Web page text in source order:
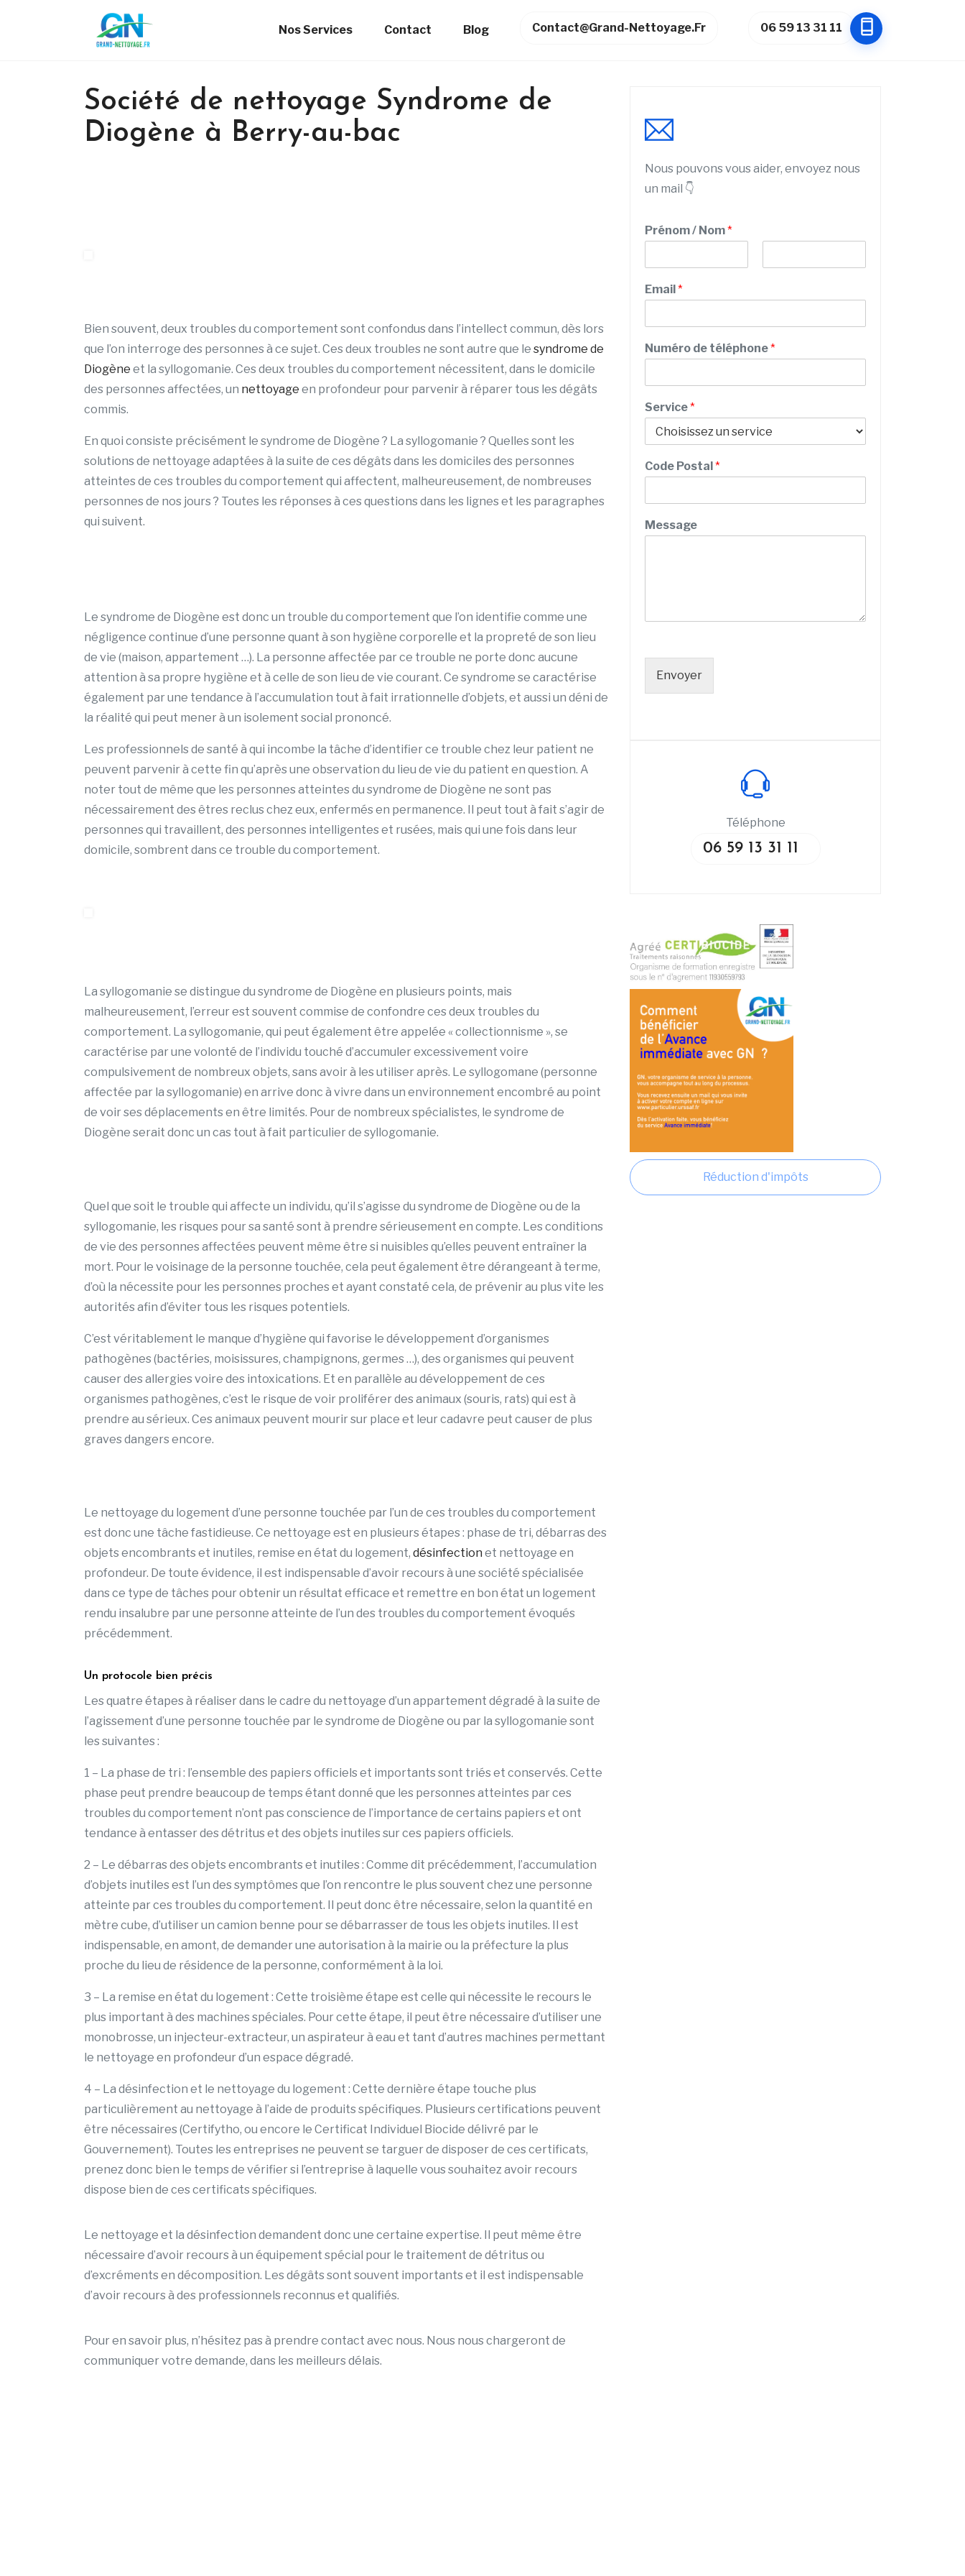
Nos Services Contact Blog Contact@grand-Nettoyage.fr 06 59 13 31 11
Société de nettoyage Syndrome de
Diogène à Berry-au-bac
Bien souvent, deux troubles du comportement sont confondus dans l’intellect commun, dès lors
que l’on interroge des personnes à ce sujet. Ces deux troubles ne sont autre que le syndrome de
Diogène et la syllogomanie. Ces deux troubles du comportement nécessitent, dans le domicile
des personnes affectées, un nettoyage en profondeur pour parvenir à réparer tous les dégâts
commis.
En quoi consiste précisément le syndrome de Diogène ? La syllogomanie ? Quelles sont les
solutions de nettoyage adaptées à la suite de ces dégâts dans les domiciles des personnes
atteintes de ces troubles du comportement qui affectent, malheureusement, de nombreuses
personnes de nos jours ? Toutes les réponses à ces questions dans les lignes et les paragraphes
qui suivent.
Le syndrome de Diogène est donc un trouble du comportement que l’on identifie comme une
négligence continue d’une personne quant à son hygiène corporelle et la propreté de son lieu
de vie (maison, appartement …). La personne affectée par ce trouble ne porte donc aucune
attention à sa propre hygiène et à celle de son lieu de vie courant. Ce syndrome se caractérise
également par une tendance à l’accumulation tout à fait irrationnelle d’objets, et aussi un déni de
la réalité qui peut mener à un isolement social prononcé.
Les professionnels de santé à qui incombe la tâche d’identifier ce trouble chez leur patient ne
peuvent parvenir à cette fin qu’après une observation du lieu de vie du patient en question. A
noter tout de même que les personnes atteintes du syndrome de Diogène ne sont pas
nécessairement des êtres reclus chez eux, enfermés en permanence. Il peut tout à fait s’agir de
personnes qui travaillent, des personnes intelligentes et rusées, mais qui une fois dans leur
domicile, sombrent dans ce trouble du comportement.
La syllogomanie se distingue du syndrome de Diogène en plusieurs points, mais
malheureusement, l’erreur est souvent commise de confondre ces deux troubles du
comportement. La syllogomanie, qui peut également être appelée « collectionnisme », se
caractérise par une volonté de l’individu touché d’accumuler excessivement voire
compulsivement de nombreux objets, sans avoir à les utiliser après. Le syllogomane (personne
affectée par la syllogomanie) en arrive donc à vivre dans un environnement encombré au point
de voir ses déplacements en être limités. Pour de nombreux spécialistes, le syndrome de
Diogène serait donc un cas tout à fait particulier de syllogomanie.
Quel que soit le trouble qui affecte un individu, qu’il s’agisse du syndrome de Diogène ou de la
syllogomanie, les risques pour sa santé sont à prendre sérieusement en compte. Les conditions
de vie des personnes affectées peuvent même être si nuisibles qu’elles peuvent entraîner la
mort. Pour le voisinage de la personne touchée, cela peut également être dérangeant à terme,
d’où la nécessite pour les personnes proches et ayant constaté cela, de prévenir au plus vite les
autorités afin d’éviter tous les risques potentiels.
C’est véritablement le manque d’hygiène qui favorise le développement d’organismes
pathogènes (bactéries, moisissures, champignons, germes …), des organismes qui peuvent
causer des allergies voire des intoxications. Et en parallèle au développement de ces
organismes pathogènes, c’est le risque de voir proliférer des animaux (souris, rats) qui est à
prendre au sérieux. Ces animaux peuvent mourir sur place et leur cadavre peut causer de plus
graves dangers encore.
Le nettoyage du logement d’une personne touchée par l’un de ces troubles du comportement
est donc une tâche fastidieuse. Ce nettoyage est en plusieurs étapes : phase de tri, débarras des
objets encombrants et inutiles, remise en état du logement, désinfection et nettoyage en
profondeur. De toute évidence, il est indispensable d’avoir recours à une société spécialisée
dans ce type de tâches pour obtenir un résultat efficace et remettre en bon état un logement
rendu insalubre par une personne atteinte de l’un des troubles du comportement évoqués
précédemment.
Un protocole bien précis
Les quatre étapes à réaliser dans le cadre du nettoyage d’un appartement dégradé à la suite de
l’agissement d’une personne touchée par le syndrome de Diogène ou par la syllogomanie sont
les suivantes :
1 – La phase de tri : l’ensemble des papiers officiels et importants sont triés et conservés. Cette
phase peut prendre beaucoup de temps étant donné que les personnes atteintes par ces
troubles du comportement n’ont pas conscience de l’importance de certains papiers et ont
tendance à entasser des détritus et des objets inutiles sur ces papiers officiels.
2 – Le débarras des objets encombrants et inutiles : Comme dit précédemment, l’accumulation
d’objets inutiles est l’un des symptômes que l’on rencontre le plus souvent chez une personne
atteinte par ces troubles du comportement. Il peut donc être nécessaire, selon la quantité en
mètre cube, d’utiliser un camion benne pour se débarrasser de tous les objets inutiles. Il est
indispensable, en amont, de demander une autorisation à la mairie ou la préfecture la plus
proche du lieu de résidence de la personne, conformément à la loi.
3 – La remise en état du logement : Cette troisième étape est celle qui nécessite le recours le
plus important à des machines spéciales. Pour cette étape, il peut être nécessaire d’utiliser une
monobrosse, un injecteur-extracteur, un aspirateur à eau et tant d’autres machines permettant
le nettoyage en profondeur d’un espace dégradé.
4 – La désinfection et le nettoyage du logement : Cette dernière étape touche plus
particulièrement au nettoyage à l’aide de produits spécifiques. Plusieurs certifications peuvent
être nécessaires (Certifytho, ou encore le Certificat Individuel Biocide délivré par le
Gouvernement). Toutes les entreprises ne peuvent se targuer de disposer de ces certificats,
prenez donc bien le temps de vérifier si l’entreprise à laquelle vous souhaitez avoir recours
dispose bien de ces certificats spécifiques.
Le nettoyage et la désinfection demandent donc une certaine expertise. Il peut même être
nécessaire d’avoir recours à un équipement spécial pour le traitement de détritus ou
d’excréments en décomposition. Les dégâts sont souvent importants et il est indispensable
d’avoir recours à des professionnels reconnus et qualifiés.
Pour en savoir plus, n’hésitez pas à prendre contact avec nous. Nous nous chargeront de
communiquer votre demande, dans les meilleurs délais.
Nous pouvons vous aider, envoyez nous
un mail 👇
Prénom / Nom*
r
é
m
C
o
e
N
m
Email*
Numéro de téléphone*
Service*
Code Postal*
Message
Envoyer
Téléphone
06 59 13 31 11
Réduction d'impôts